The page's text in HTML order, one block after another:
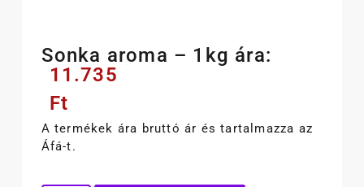
Sonka aroma – 1kg ára:
11.735
Ft
A termékek ára bruttó ár és tartalmazza az
Áfá-t.